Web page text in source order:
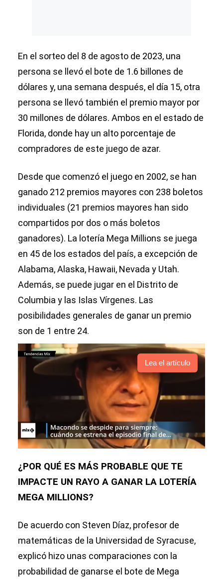
En el sorteo del 8 de agosto de 2023, una
persona se llevó el bote de 1.6 billones de
dólares y, una semana después, el día 15, otra
persona se llevó también el premio mayor por
30 millones de dólares. Ambos en el estado de
Florida, donde hay un alto porcentaje de
compradores de este juego de azar.
Desde que comenzó el juego en 2002, se han
ganado 212 premios mayores con 238 boletos
individuales (21 premios mayores han sido
compartidos por dos o más boletos
ganadores). La lotería Mega Millions se juega
en 45 de los estados del país, a excepción de
Alabama, Alaska, Hawaii, Nevada y Utah.
Además, se puede jugar en el Distrito de
Columbia y las Islas Vírgenes. Las
posibilidades generales de ganar un premio
son de 1 entre 24.
Lea el artículo
¿POR QUÉ ES MÁS PROBABLE QUE TE
IMPACTE UN RAYO A GANAR LA LOTERÍA
MEGA MILLIONS?
De acuerdo con Steven Díaz, profesor de
matemáticas de la Universidad de Syracuse,
explicó hizo unas comparaciones con la
probabilidad de ganarse el bote de Mega